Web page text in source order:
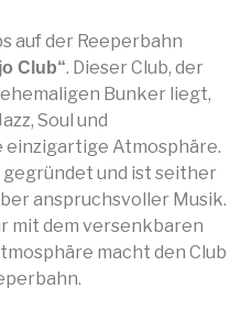
auf der Reeperbahn
Club“. Dieser Club, der
Bunker liegt,
Soul und
Atmosphäre.
gegründet und ist seither
anspruchsvoller Musik.
mit dem versenkbaren
macht den Club